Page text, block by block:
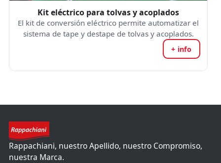
Kit eléctrico para tolvas y acoplados
El kit de conversión eléctrico permite automatizar el
sistema de tape y destape de tolvas y acoplados.
+ info
Rappachiani, nuestro Apellido, nuestro Compromiso,
nuestra Marca.